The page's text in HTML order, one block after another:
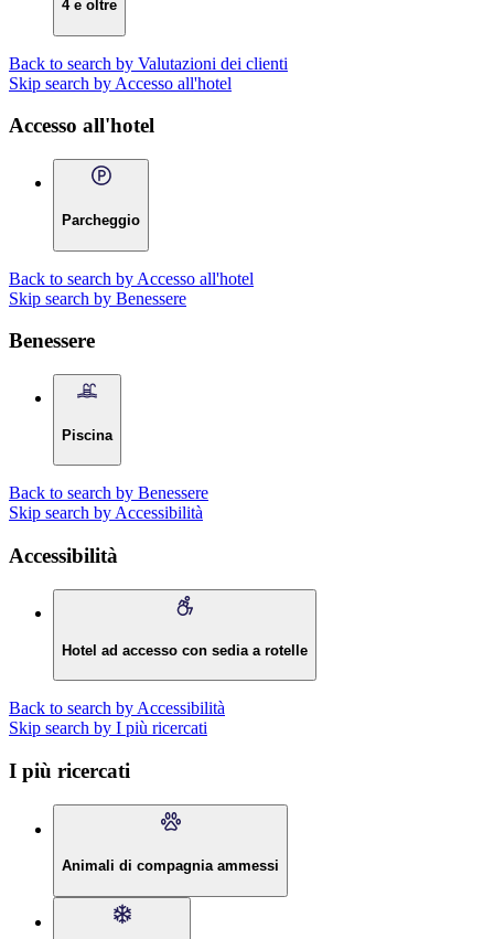
4 e oltre
Back to search by Valutazioni dei clienti
Skip search by Accesso all'hotel
Accesso all'hotel
Parcheggio
Back to search by Accesso all'hotel
Skip search by Benessere
Benessere
Piscina
Back to search by Benessere
Skip search by Accessibilità
Accessibilità
Hotel ad accesso con sedia a rotelle
Back to search by Accessibilità
Skip search by I più ricercati
I più ricercati
Animali di compagnia ammessi